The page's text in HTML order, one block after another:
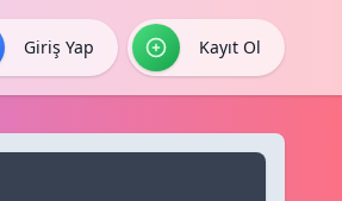
Giriş Yap Kayıt Ol